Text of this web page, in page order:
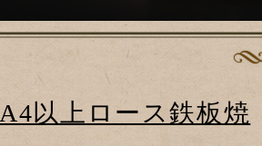
以上ロース鉄板焼